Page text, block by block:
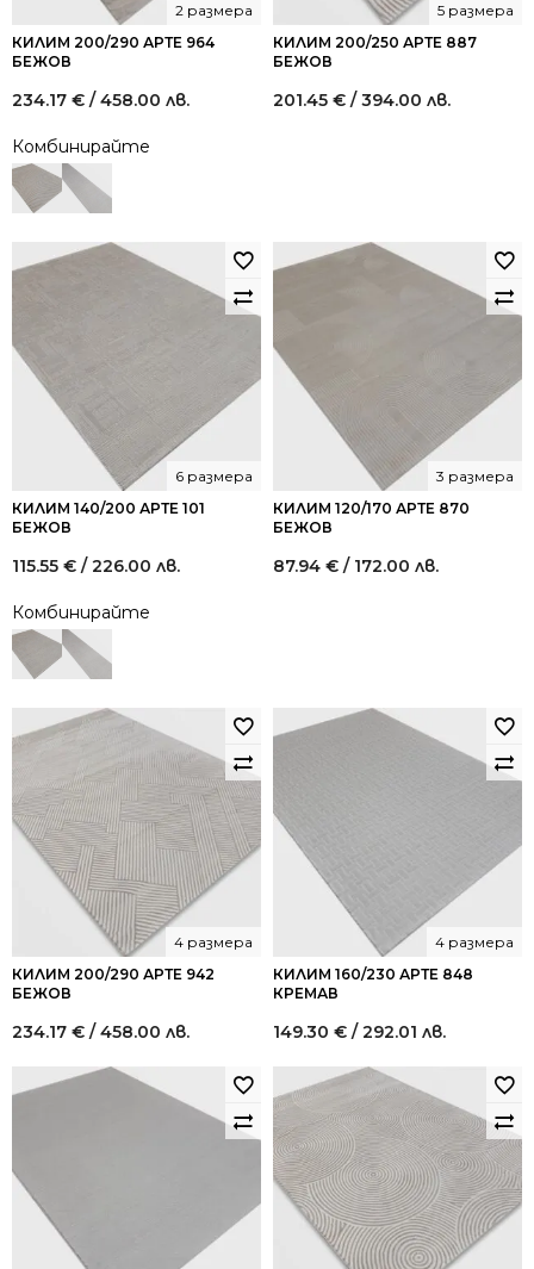
КИЛИМ 200/290 АРТЕ 964
БЕЖОВ
2 размера
234.17 € / 458.00 лв.
Комбинирайте
КИЛИМ 200/250 АРТЕ 887
БЕЖОВ
5 размера
201.45 € / 394.00 лв.
КИЛИМ 140/200 АРТЕ 101
БЕЖОВ
6 размера
115.55 € / 226.00 лв.
Комбинирайте
КИЛИМ 120/170 АРТЕ 870
БЕЖОВ
3 размера
87.94 € / 172.00 лв.
КИЛИМ 200/290 АРТЕ 942
БЕЖОВ
4 размера
234.17 € / 458.00 лв.
КИЛИМ 160/230 АРТЕ 848
КРЕМАВ
4 размера
149.30 € / 292.01 лв.